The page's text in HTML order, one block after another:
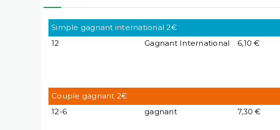
Simple gagnant international 2€
12
Gagnant International 6,10 €
Couple gagnant 2€
12-6
gagnant 7,30 €